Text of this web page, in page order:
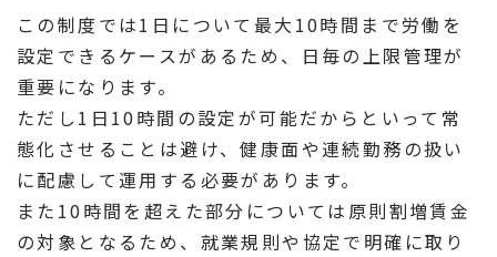
この制度では1日について最大10時間まで労働を
設定できるケースがあるため、日毎の上限管理が
重要になります。
ただし1日10時間の設定が可能だからといって常
態化させることは避け、健康面や連続勤務の扱い
に配慮して運用する必要があります。
また10時間を超えた部分については原則割増賃金
の対象となるため、就業規則や協定で明確に取り